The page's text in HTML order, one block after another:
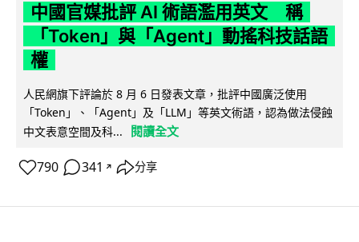
中國官媒批評 AI 術語濫用英文 稱
「Token」與「Agent」動搖科技話語
權
人民網旗下評論於 8 月 6 日發表文章，批評中國廣泛使用
「Token」、「Agent」及「LLM」等英文術語，認為做法侵蝕
中文表意空間及科...
閱讀全文
790 341 ↗ 分享